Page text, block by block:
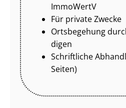
ImmoWertV
Für private Zwecke
Ortsbegehung
di­gen
Schriftliche
Seiten)